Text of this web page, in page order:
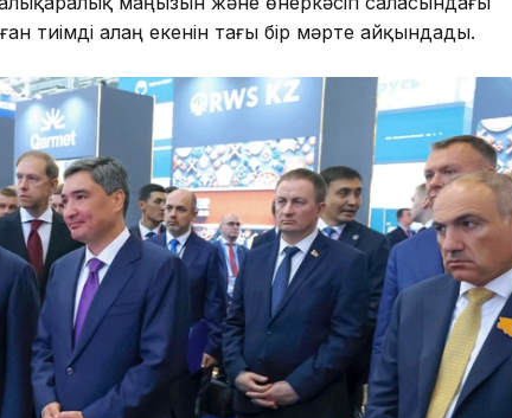
тиімді алаң екенін тағы бір мәрте айқындады.